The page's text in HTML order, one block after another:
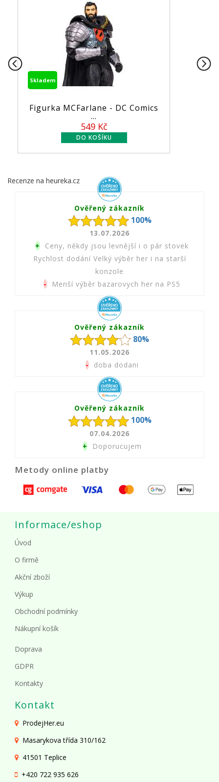
Skladem
Lara Croft and the Temple of
199 Kč
Recenze na heureka.cz
Ověřený zákazník
100%
13.07.2026
+ Ceny, někdy jsou levnější i o pár stovek
Rychlost dodání Velký výběr her i na starší
konzole
- Menší výběr bazarovych her na PS5
Ověřený zákazník
80%
11.05.2026
-doba dodani
Ověřený zákazník
100%
07.04.2026
+Doporucujem
Metody online platby
Informace/eshop
Úvod
O firmě
Akční zboží
Výkup
Obchodní podmínky
Nákupní košík
Doprava
GDPR
Kontakty
Kontakt
ProdejHer.eu
Masarykova třída 310/162
41501 Teplice
+420 722 935 626